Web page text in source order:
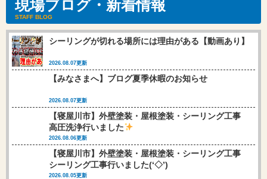
現場ブログ・新着情報
STAFF BLOG
シーリングが切れる場所には理由がある【動画あり】
2026.08.07更新
【みなさまへ】ブログ夏季休暇のお知らせ
2026.08.07更新
【寝屋川市】外壁塗装・屋根塗装・シーリング工事
高圧洗浄行いました
2026.08.06更新
【寝屋川市】外壁塗装・屋根塗装・シーリング工事
シーリング工事行いました(‘◇’)ゞ
2026.08.05更新